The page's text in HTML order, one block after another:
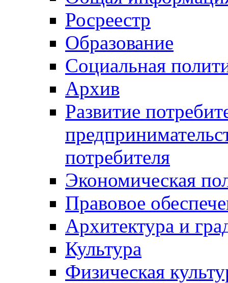
Росреестр
Образование
Социальная
Архив
Развитие
потребителя
Экономическая
Правовое
Архитектура и
Культура
Физическая